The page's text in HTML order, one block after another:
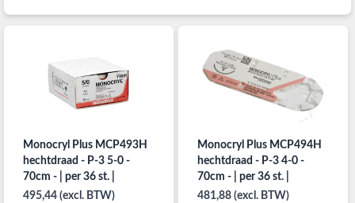
Monocryl Plus MCP493H
hechtdraad - P-3 5-0 -
70cm - | per 36 st. |
495,44 (excl. BTW)
Monocryl Plus MCP494H
hechtdraad - P-3 4-0 -
70cm - | per 36 st. |
481,88 (excl. BTW)